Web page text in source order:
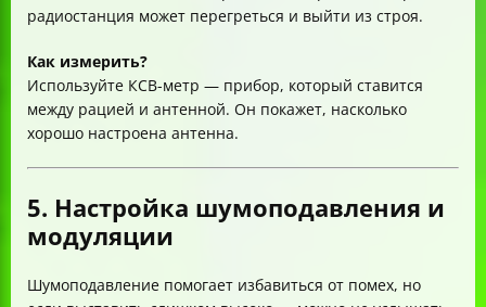
радиостанция может перегреться и выйти из строя.
Как измерить?
Используйте КСВ-метр — прибор, который ставится
между рацией и антенной. Он покажет, насколько
хорошо настроена антенна.
5. Настройка шумоподавления и
модуляции
Шумоподавление помогает избавиться от помех, но